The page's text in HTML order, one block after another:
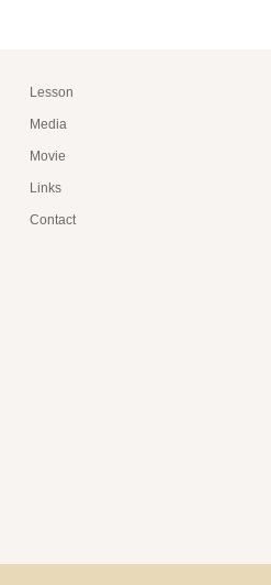
Lesson
Media
Movie
Links
Contact